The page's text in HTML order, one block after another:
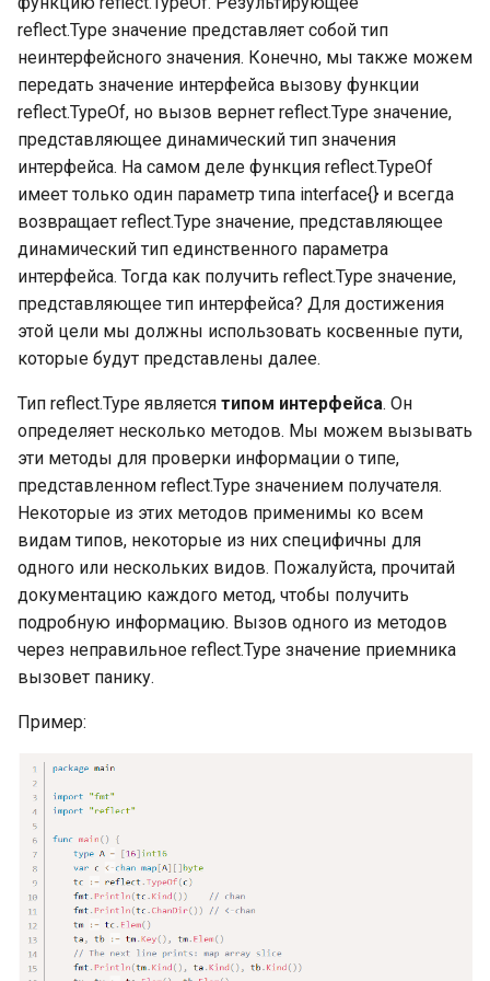
литералы значений
Основные литералы
значений
Основные литералы
значений: литералы
значений рун
Литералы строковых
значений
Представление литералов
основных числовых
Какой символ
использовать для лучшей
читабельности
Константы и переменные
О терминологии
«присваивание»
Адресация значения
Области действия
именованные константы
Подробнее об объявлениях
констант
Введение выведения
типов в Go
Динамический тип uint
Динамический тип uint:
максимальное число
Динамический тип int
Динамический тип int:
внутреннее устройство
Вещественные числа Float
Float: внутреннее
Byte
Byte: внутреннее
устройство
Bool
Конвертация типов (Type
casting)
Строки в Go
Преобразования,
связанные со строками
Оптимизация компилятора
для преобразований
между строками и
байтовыми срезами
Другие методы
конкатенации строк
строк
Интерфейсы в Go
Интерфейсы в Go: процесс
создания itab и itabTable
Интерфейсы в Go:
полиморфизм
Интерфейсы в Go:
Подробнее об интерфейсах
Go
Интерфейсы в Go: упаковка
значений
Функции make и new
Проверка закрытия канала
без блокировки текущей
горутины, ограничения
Тайм-аут и бегущая строка
Закрытие каналов
Закрытие каналов:
решения грубого закрытия
Закрытие каналов:
решения вежливого
закрытия
Закрытие каналов:
примеры закрытия
Контексты
Мьютексы
Использование
mutex.Lock() и mutex.Unlock()
Garbage collector. Сборщик
мусора
Структура работы
Применимость и шаги
реализации Strategy
Отношения Strategy с
другими паттернами
Влияние скорости
выполнения на
используемое
пространство памяти
Обозначение Big-O:
использование
приближения и
BubbleSort (сортировка
пузырьком)
Реализация BubbleSort
Реализация BubbleSort
Go: кейсы с
отсортированным
QuickSort (быстрая
сортировка)
QuickSort (быстрая
сортировка): бенчмарк и
reflect.Type значение представляет собой тип
неинтерфейсного значения. Конечно, мы также можем
передать значение интерфейса вызову функции
reflect.TypeOf, но вызов вернет reflect.Type значение,
представляющее динамический тип значения
интерфейса. На самом деле функция reflect.TypeOf
имеет только один параметр типа interface{} и всегда
возвращает reflect.Type значение, представляющее
динамический тип единственного параметра
интерфейса. Тогда как получить reflect.Type значение,
представляющее тип интерфейса? Для достижения
этой цели мы должны использовать косвенные пути,
которые будут представлены далее.
Тип reflect.Type является типом интерфейса. Он
определяет несколько методов. Мы можем вызывать
эти методы для проверки информации о типе,
представленном reflect.Type значением получателя.
Некоторые из этих методов применимы ко всем
видам типов, некоторые из них специфичны для
одного или нескольких видов. Пожалуйста, прочитай
документацию каждого метод, чтобы получить
подробную информацию. Вызов одного из методов
через неправильное reflect.Type значение приемника
вызовет панику.
Пример: